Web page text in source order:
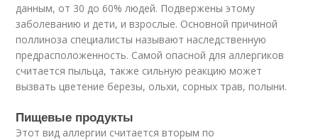
данным, от 30 до 60% людей. Подвержены этому
заболеванию и дети, и взрослые. Основной причиной
поллиноза специалисты называют наследственную
предрасположенность. Самой опасной для аллергиков
считается пыльца, также сильную реакцию может
вызвать цветение березы, ольхи, сорных трав, полыни.
Пищевые продукты
Этот вид аллергии считается вторым по